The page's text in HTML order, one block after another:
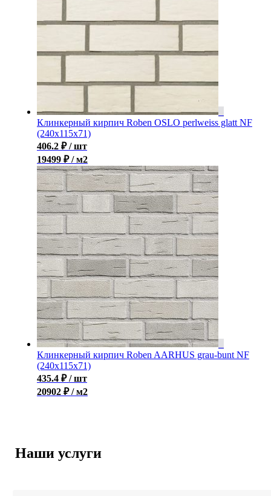
Клинкерный кирпич Roben OSLO perlweiss glatt NF
(240x115x71)
406.2 ₽ / шт
19499 ₽ / м2
Клинкерный кирпич Roben AARHUS grau-bunt NF
(240х115х71)
435.4 ₽ / шт
20902 ₽ / м2
Наши услуги